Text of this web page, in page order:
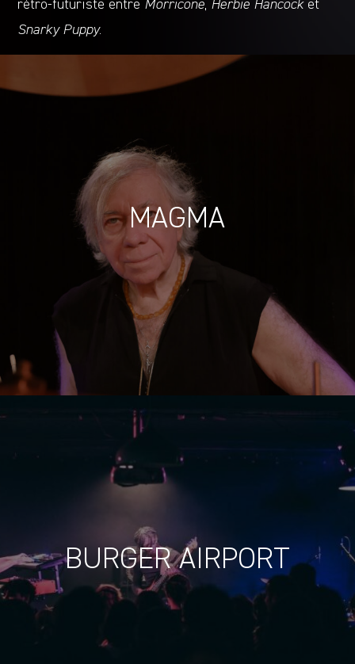
rétro-futuriste entre Morricone Herbie Hancocket
Snarky Puppy.
MAGMA
BURGER AIRPORT